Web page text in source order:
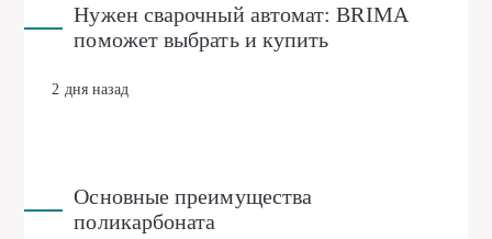
Нужен сварочный автомат: BRIMA
поможет выбрать и купить
2 дня назад
Основные преимущества
поликарбоната